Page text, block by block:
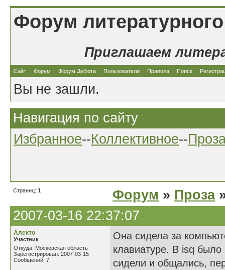
Форум
Приглашаем
Сайт Форум Форум Дебюта Пользователи Правила Поиск
Вы не зашли.
Навигация по сайту
Избранное--Коллективное--
Страниц: 1 Форум » Проза
2007-03-16 22:37:07
Алекто
Участник
Откуда: Московская область
Зарегистрирован: 2007-03-15
Сообщений: 7
Она сидела за
клавиатуре. В isq
сидели и общались,